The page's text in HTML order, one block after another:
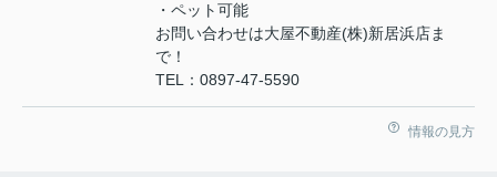
・ペット可能
お問い合わせは大屋不動産(株)新居浜店ま
で！
TEL：0897-47-5590
情報の見方